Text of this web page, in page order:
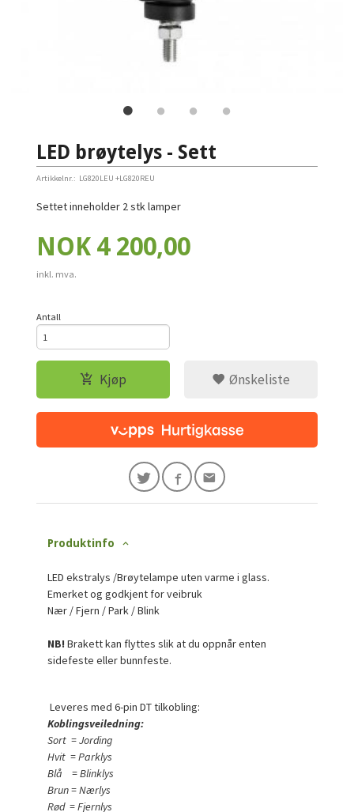
LED brøytelys - Sett
Artikkelnr.: LG820LEU +LG820REU
Settet inneholder 2 stk lamper
Pris
NOK 4 200,00
inkl. mva.
Antall
Kjøp Ønskeliste
Produktinfo
LED ekstralys /Brøytelampe uten varme i glass.
Emerket og godkjent for veibruk
Nær / Fjern / Park / Blink
NB! Brakett kan flyttes slik at du oppnår enten
sidefeste eller bunnfeste.
Leveres med 6-pin DT tilkobling:
Koblingsveiledning:
Sort = Jording
Hvit = Parklys
Blå = Blinklys
Brun = Nærlys
Rød = Fjernlys